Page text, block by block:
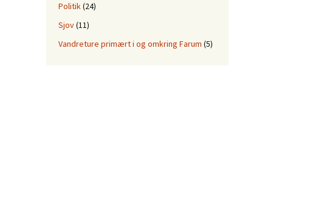
Politik(24)
Sjov(11)
Vandreture primært i og omkring Farum (5)